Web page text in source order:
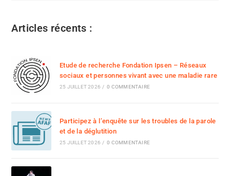
Articles récents :
Etude de recherche Fondation Ipsen – Réseaux
sociaux et personnes vivant avec une maladie rare
25 JUILLET 2026 / 0 COMMENTAIRE
Participez à l’enquête sur les troubles de la parole
et de la déglutition
25 JUILLET 2026 / 0 COMMENTAIRE